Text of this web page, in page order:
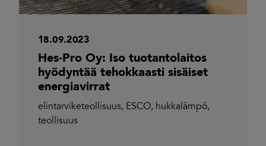
18.09.2023
Hes-Pro Oy: Iso tuotantolaitos
hyödyntää tehokkaasti sisäiset
energiavirrat
elintarviketeollisuus, ESCO, hukkalämpö,
teollisuus